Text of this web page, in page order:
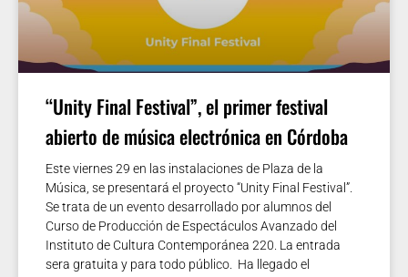
“Unity Final Festival”, el primer festival
abierto de música electrónica en Córdoba
Este viernes 29 en las instalaciones de Plaza de la
Música, se presentará el proyecto “Unity Final Festival”.
Se trata de un evento desarrollado por alumnos del
Curso de Producción de Espectáculos Avanzado del
Instituto de Cultura Contemporánea 220. La entrada
sera gratuita y para todo público. Ha llegado el